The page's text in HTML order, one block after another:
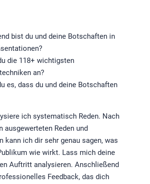
bist du und deine Botschaften in
die 118+ wichtigsten
an?
es, dass du und deine Botschaften
ich systematisch Reden. Nach
ausgewerteten Reden und
kann ich dir sehr genau sagen, was
wie wirkt. Lass mich deine
Auftritt analysieren. Anschließend
Feedback, das dich